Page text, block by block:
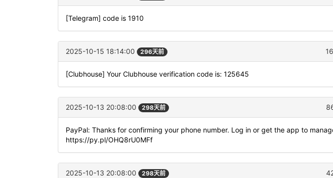
[Telegram] code is 1910
2025-10-15 18:14:00 296天前
[Clubhouse] Your Clubhouse verification code is: 125645
2025-10-13 20:08:00 298天前
PayPal: Thanks for confirming your phone number. Log in or get the app to
https://py.pl/OHQ8rU0MFf
2025-10-13 20:08:00 298天前